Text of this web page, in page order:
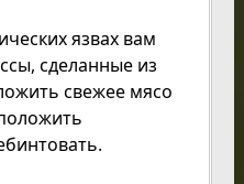
язвах вам
сделанные из
свежее мясо